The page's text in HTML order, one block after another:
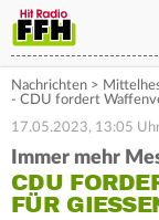
Nachrichten >
- CDU fordert
17.05.2023, 13:05
Immer mehr
CDU
FÜR GIESSEN